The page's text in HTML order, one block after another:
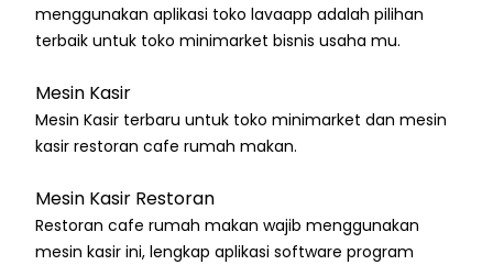
menggunakan aplikasi toko lavaapp adalah pilihan
terbaik untuk toko minimarket bisnis usaha mu.
Mesin Kasir
Mesin Kasir terbaru untuk toko minimarket dan mesin
kasir restoran cafe rumah makan.
Mesin Kasir Restoran
Restoran cafe rumah makan wajib menggunakan
mesin kasir ini, lengkap aplikasi software program